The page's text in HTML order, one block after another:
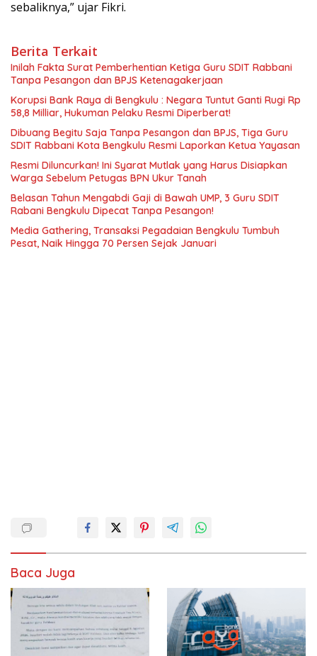
sebaliknya,” ujar Fikri.
Berita Terkait
Inilah Fakta Surat Pemberhentian Ketiga Guru SDIT Rabbani
Tanpa Pesangon dan BPJS Ketenagakerjaan
Korupsi Bank Raya di Bengkulu : Negara Tuntut Ganti Rugi Rp
58,8 Milliar, Hukuman Pelaku Resmi Diperberat!
Dibuang Begitu Saja Tanpa Pesangon dan BPJS, Tiga Guru
SDIT Rabbani Kota Bengkulu Resmi Laporkan Ketua Yayasan
Resmi Diluncurkan! Ini Syarat Mutlak yang Harus Disiapkan
Warga Sebelum Petugas BPN Ukur Tanah
Belasan Tahun Mengabdi Gaji di Bawah UMP, 3 Guru SDIT
Rabani Bengkulu Dipecat Tanpa Pesangon!
Media Gathering, Transaksi Pegadaian Bengkulu Tumbuh
Pesat, Naik Hingga 70 Persen Sejak Januari
Baca Juga